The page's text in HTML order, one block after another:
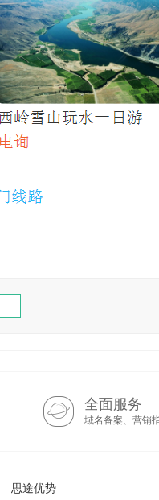
全面服务
域名备案、营销
思途优势